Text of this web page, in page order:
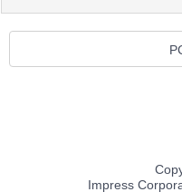
Impress